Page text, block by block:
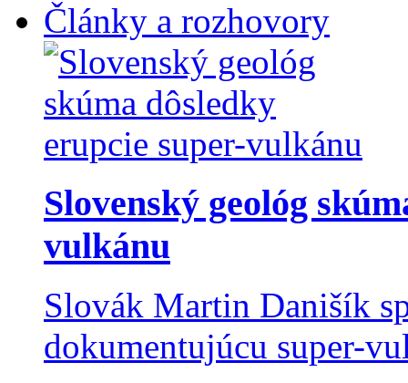
Články a rozhovory
Slovenský geológ
vulkánu
Slovák Martin Danišík
dokumentujúcu super-